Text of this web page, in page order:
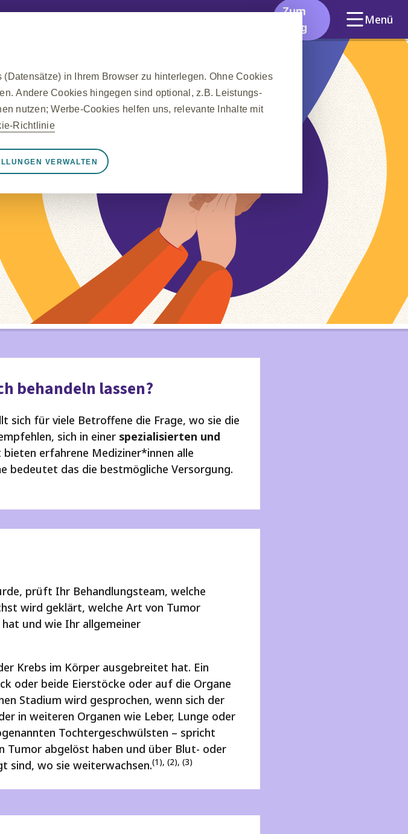
Zum
Blog
Menü
behandeln lassen?
sich für viele Betroffene die Frage, wo sie die
sich in einer spezialisierten und
bieten erfahrene Mediziner*innen alle
bedeutet das die bestmögliche Versorgung.
prüft Ihr Behandlungsteam, welche
wird geklärt, welche Art von Tumor
und wie Ihr allgemeiner
Krebs im Körper ausgebreitet hat. Ein
oder beide Eierstöcke oder auf die Organe
Stadium wird gesprochen, wenn sich der
in weiteren Organen wie Leber, Lunge oder
Tochtergeschwülsten – spricht
Tumor abgelöst haben und über Blut- oder
sind, wo sie weiterwachsen.(1), (2), (3)
in Ihrem Browser zu hinterlegen. Ohne Cookies
Andere Cookies hingegen sind optional, z.B. Leistungs-
nutzen; Werbe-Cookies helfen uns, relevante Inhalte mit
Richtlinie
Sitzungsdaten während eines Website-Besuchs zu
der Website zu gewährleisten. Darüber hinaus
Aktionen gesetzt, die einer Anfrage nach Diensten
das Anmelden oder das Ausfüllen von Formularen. Sie
oder Sie darauf hinweist, aber einige Teile der Website
Daten.
VERWALTEN